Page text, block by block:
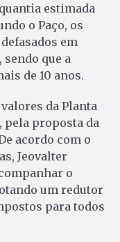
estimada
o Paço, os
em
que a
de 10 anos.
da Planta
pela proposta da
acordo com o
Jeovalter
o
um redutor
para todos